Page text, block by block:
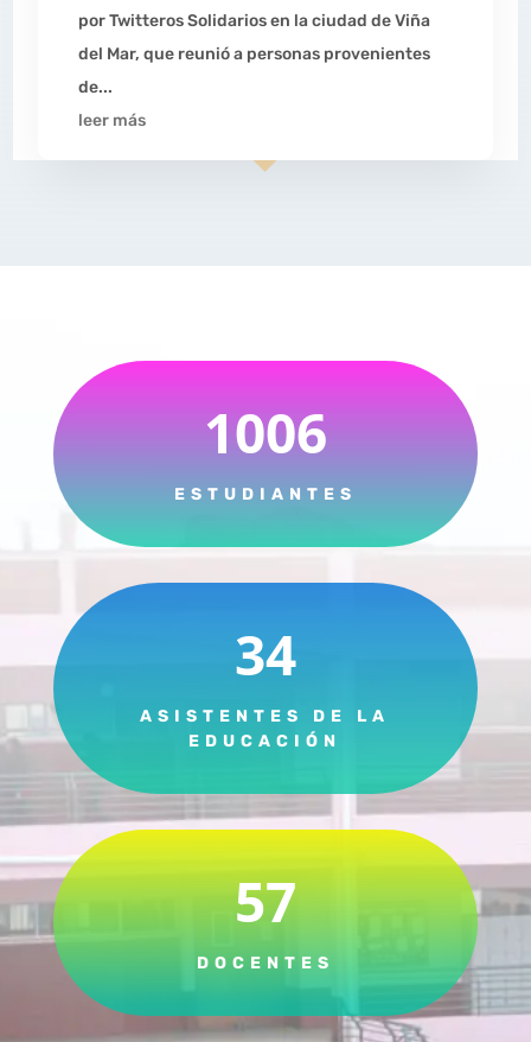
por Twitteros Solidarios en la ciudad de Viña
del Mar, que reunió a personas provenientes
de...
leer más
1006
ESTUDIANTES
34
ASISTENTES DE LA
EDUCACIÓN
57
DOCENTES